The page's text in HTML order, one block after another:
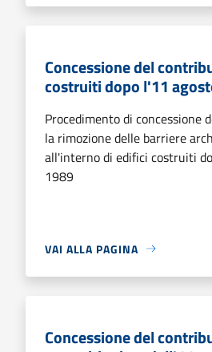
Concessione del
costruiti dopo l'11
Procedimento di concessione
la rimozione delle barriere
all'interno di edifici costruiti
1989
VAI ALLA PAGINA
Concessione del